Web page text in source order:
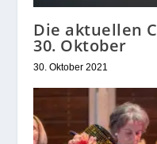
Die aktuellen
30. Oktober
30. Oktober 2021